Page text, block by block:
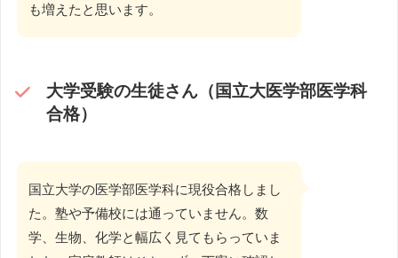
も増えたと思います。
大学受験の生徒さん（国立大医学部医学科
合格）
国立大学の医学部医学科に現役合格しまし
た。塾や予備校には通っていません。数
学、生物、化学と幅広く見てもらっていま